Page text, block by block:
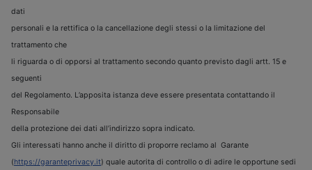
dati
personali e la rettifica o la cancellazione degli stessi o la limitazione del
trattamento che
li riguarda o di opporsi al trattamento secondo quanto previsto dagli artt. 15 e
seguenti
del Regolamento. L’apposita istanza deve essere presentata contattando il
Responsabile
della protezione dei dati all’indirizzo sopra indicato.
Gli interessati hanno anche il diritto di proporre reclamo al Garante
(https://garanteprivacy.it) quale autorita di controllo o di adire le opportune sedi